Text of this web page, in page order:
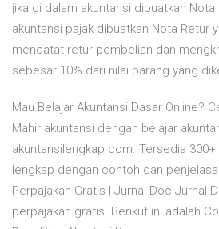
jika di dalam akuntansi dibuatkan
akuntansi pajak dibuatkan Nota Retur
mencatat retur pembelian dan
sebesar 10% dari nilai barang yang
Mau Belajar Akuntansi Dasar Online?
Mahir akuntansi dengan belajar
akuntansilengkap.com. Tersedia
lengkap dengan contoh dan
Perpajakan Gratis | Jurnal Doc Jurnal
perpajakan gratis. Berikut ini adalah